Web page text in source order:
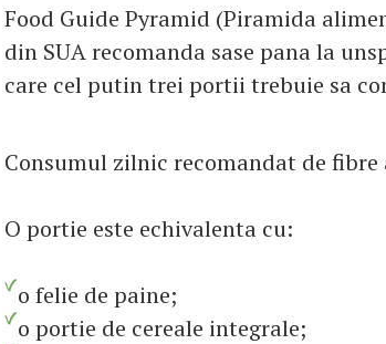
Food Guide Pyramid (Piramida
din SUA recomanda sase pana la
care cel putin trei portii trebuie sa
Consumul zilnic recomandat de
O portie este echivalenta cu:
o felie de paine;
o portie de cereale integrale;